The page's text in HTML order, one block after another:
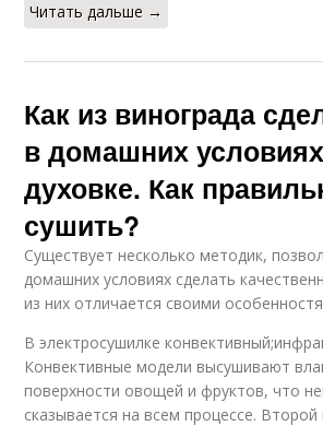
Читать дальше →
Как из винограда
в домашних
духовке. Как
сушить?
Существует несколько методик,
домашних условиях сделать
из них отличается своими
В электросушилке
Конвективные модели высушивают
поверхности овощей и фруктов, что
сказывается на всем процессе.